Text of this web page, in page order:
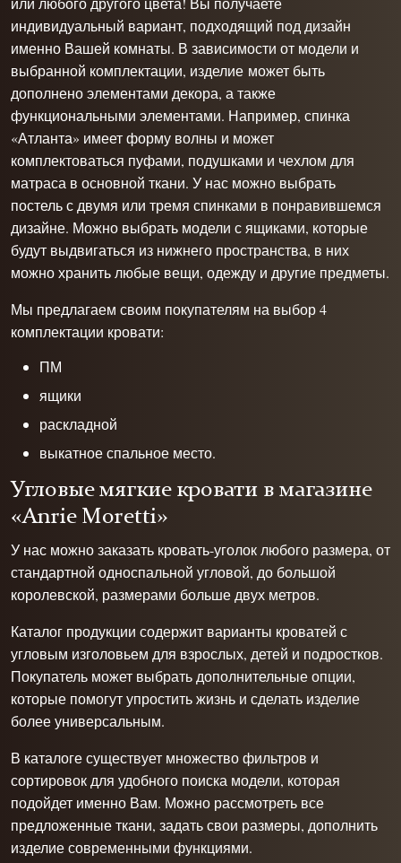
индивидуальный вариант, подходящий под дизайн
именно Вашей комнаты. В зависимости от модели и
выбранной комплектации, изделие может быть
дополнено элементами декора, а также
функциональными элементами. Например, спинка
«Атланта» имеет форму волны и может
комплектоваться пуфами, подушками и чехлом для
матраса в основной ткани. У нас можно выбрать
постель с двумя или тремя спинками в понравившемся
дизайне. Можно выбрать модели с ящиками, которые
будут выдвигаться из нижнего пространства, в них
можно хранить любые вещи, одежду и другие предметы.
Мы предлагаем своим покупателям на выбор 4
комплектации кровати:
ПМ
ящики
раскладной
выкатное спальное место.
Угловые мягкие кровати в магазине
«Anrie Moretti»
У нас можно заказать кровать-уголок любого размера, от
стандартной односпальной угловой, до большой
королевской, размерами больше двух метров.
Каталог продукции содержит варианты кроватей с
угловым изголовьем для взрослых, детей и подростков.
Покупатель может выбрать дополнительные опции,
которые помогут упростить жизнь и сделать изделие
более универсальным.
В каталоге существует множество фильтров и
сортировок для удобного поиска модели, которая
подойдет именно Вам. Можно рассмотреть все
предложенные ткани, задать свои размеры, дополнить
изделие современными функциями.